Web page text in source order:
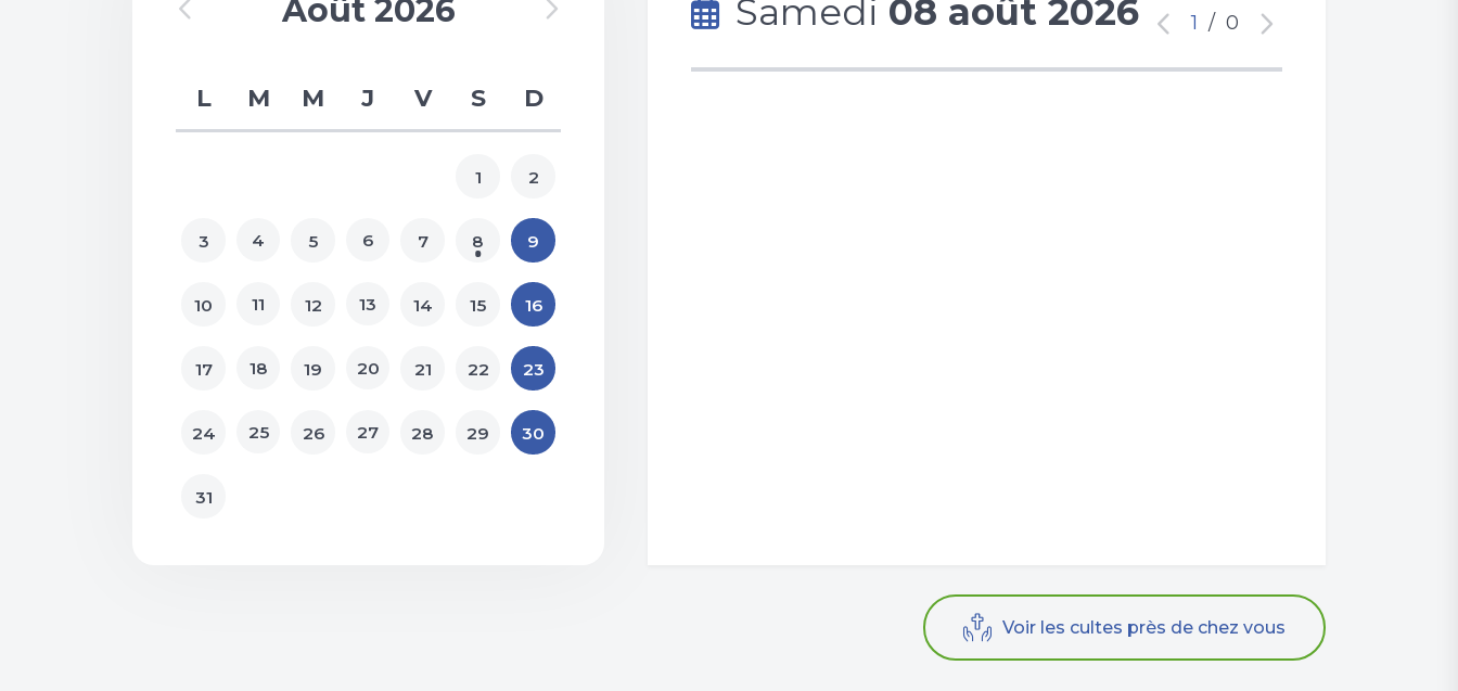
Août 2026
L M M J V S D
1 2
3 4 5 6 7 8 9
10 11 12 13 14 15 16
17 18 19 20 21 22 23
24 25 26 27 28 29 30
31
Samedi 08 août 2026 1 / 0
Voir les cultes près de chez vous